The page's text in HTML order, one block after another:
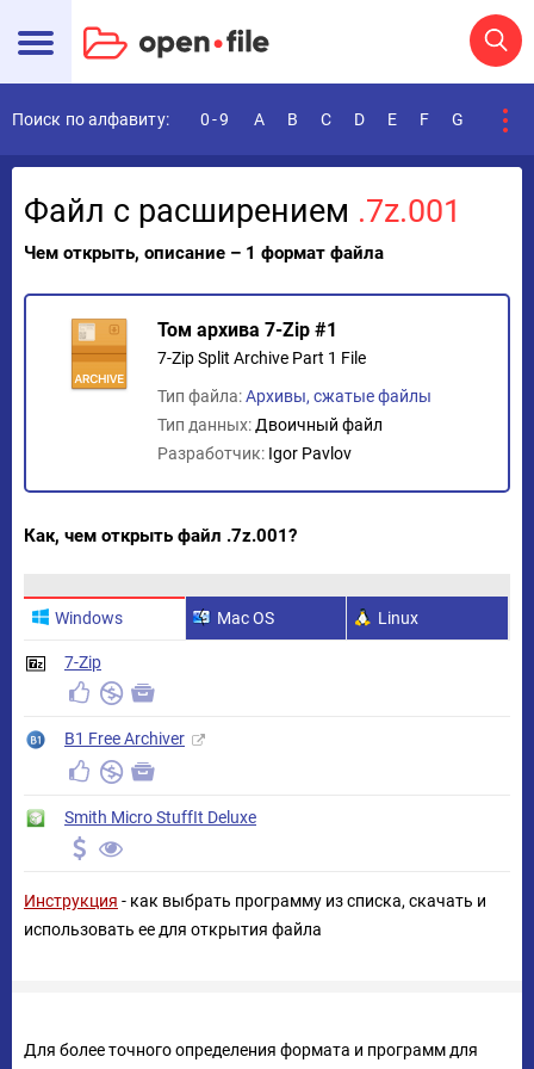
Поиск по алфавиту: 0-9 A B C D E F G
Файл с расширением .7z.001
Чем открыть, описание – 1 формат файла
Том архива 7-Zip #1
7-Zip Split Archive Part 1 File
Тип файла:Архивы, сжатые файлы
Тип данных: Двоичный файл
Разработчик: Igor Pavlov
Как, чем открыть файл .7z.001?
Windows Mac OS Linux
7-Zip
B1 Free Archiver
Smith Micro StuffIt Deluxe
Инструкция - как выбрать программу из списка, скачать и
использовать ее для открытия файла
Для более точного определения формата и программ для